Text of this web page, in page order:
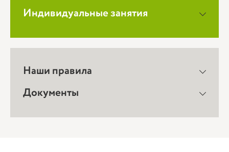
Индивидуальные занятия
Наши правила
Документы